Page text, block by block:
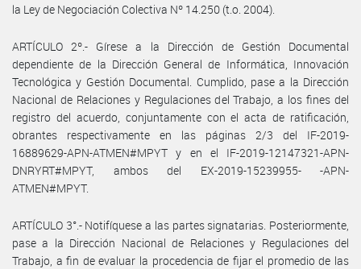
la Ley de Negociación Colectiva Nº 14.250 (t.o. 2004).
ARTÍCULO 2º.- Gírese a la Dirección de Gestión Documental
dependiente de la Dirección General de Informática, Innovación
Tecnológica y Gestión Documental. Cumplido, pase a la Dirección
Nacional de Relaciones y Regulaciones del Trabajo, a los fines del
registro del acuerdo, conjuntamente con el acta de ratificación,
obrantes respectivamente en las páginas 2/3 del IF-2019-
16889629-APN-ATMEN#MPYT y en el IF-2019-12147321-APN-
DNRYRT#MPYT, ambos del EX-2019-15239955- -APN-
ATMEN#MPYT.
ARTÍCULO 3°.- Notifíquese a las partes signatarias. Posteriormente,
pase a la Dirección Nacional de Relaciones y Regulaciones del
Trabajo, a fin de evaluar la procedencia de fijar el promedio de las